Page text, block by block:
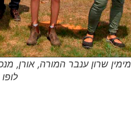
מימין שרון ענבר המורה, אורן,